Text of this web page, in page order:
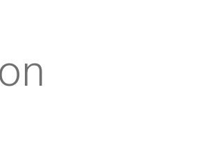
la chambre de votre